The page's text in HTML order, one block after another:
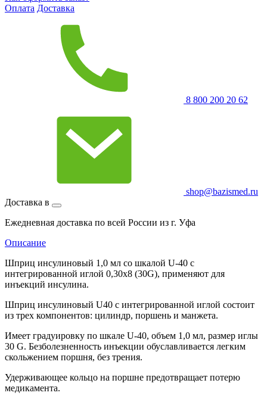
Оплата Доставка
8 800 200 20 62
shop@bazismed.ru
Доставка в
Ежедневная доставка по всей России из г. Уфа
Описание
Шприц инсулиновый 1,0 мл со шкалой U-40 с
интегрированной иглой 0,30х8 (30G), применяют для
инъекций инсулина.
Шприц инсулиновый U40 с интегрированной иглой состоит
из трех компонентов: цилиндр, поршень и манжета.
Имеет градуировку по шкале U-40, объем 1,0 мл, размер иглы
30 G. Безболезненность инъекции обуславливается легким
скольжением поршня, без трения.
Удерживающее кольцо на поршне предотвращает потерю
медикамента.